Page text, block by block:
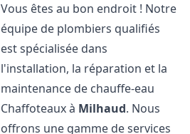
Vous êtes au bon endroit ! Notre
équipe de plombiers qualifiés
est spécialisée dans
l'installation, la réparation et la
maintenance de chauffe-eau
Chaffoteaux à Milhaud. Nous
offrons une gamme de services